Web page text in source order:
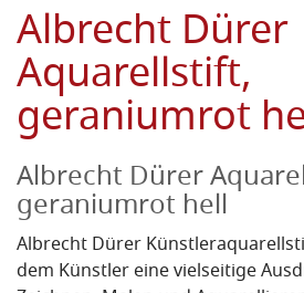
Albrecht Dürer
Aquarellstift,
geraniumrot
Albrecht Dürer
geraniumrot hell
Albrecht Dürer
dem Künstler eine vielseitige